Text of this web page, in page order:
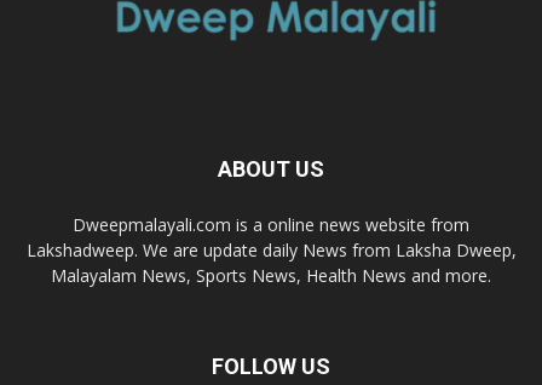
ABOUT US
Dweepmalayali.com is a online news website from
Lakshadweep. We are update daily News from Laksha Dweep,
Malayalam News, Sports News, Health News and more.
FOLLOW US